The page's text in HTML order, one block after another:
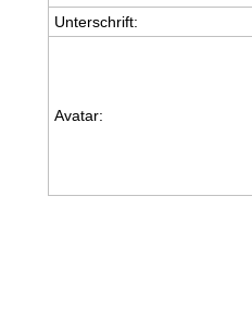
Unterschrift:
Avatar: